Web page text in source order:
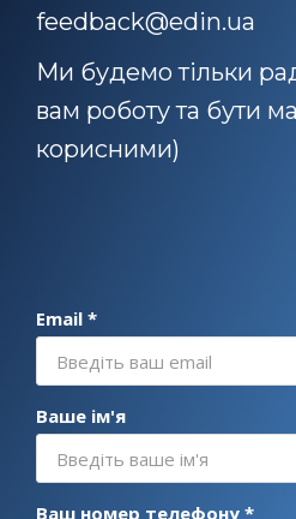
feedback@edin.ua
Ми будемо тільки
вам роботу та бути
корисними)
Email *
Ваше ім'я
Ваш номер телефону *